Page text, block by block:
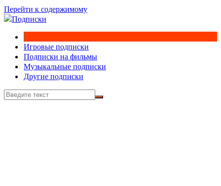
Перейти к содержимому
Игровые подписки
Подписки на фильмы
Музыкальные подписки
Другие подписки